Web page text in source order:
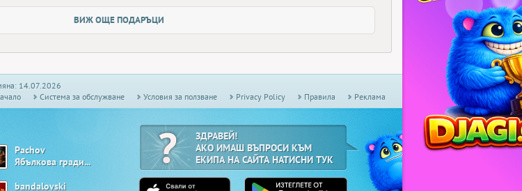
ВИЖ ОЩЕ ПОДАРЪЦИ
14.07.2026
Системa за обслужване Условия за ползване Privacy Policy Правила Реклама
Pachov
Ябълкова градина
bandalovski
ЗДРАВЕЙ!
АКО ИМАШ ВЪПРОСИ КЪМ
ЕКИПА НА САЙТА НАТИСНИ ТУК